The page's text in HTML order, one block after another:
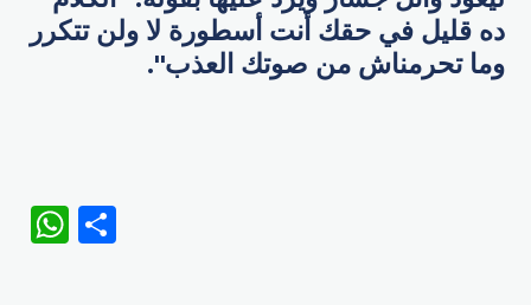
ده قليل في حقك أنت أسطورة لا ولن تتكرر
وما تحرمناش من صوتك العذب".
WhatsApp